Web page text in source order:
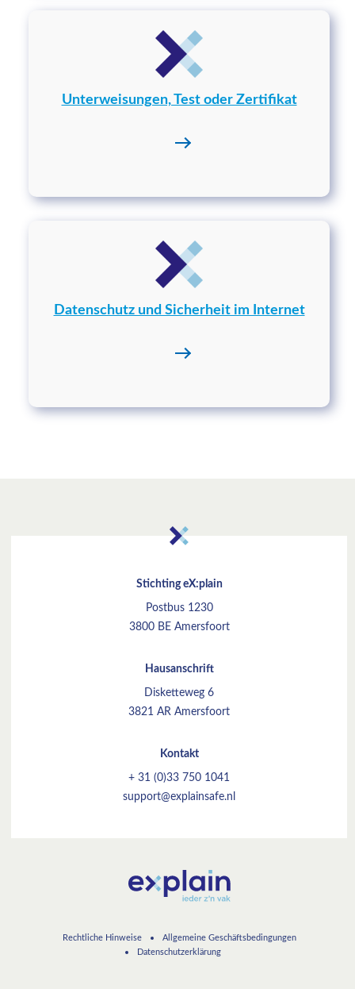
Unterweisungen, Test oder Zertifikat
Datenschutz und Sicherheit im Internet
Stichting eX:plain
Postbus 1230
3800 BE Amersfoort
Hausanschrift
Disketteweg 6
3821 AR Amersfoort
Kontakt
+ 31 (0)33 750 1041
support@explainsafe.nl
Rechtliche Hinweise
Allgemeine Geschäftsbedingungen
Datenschutzerklärung